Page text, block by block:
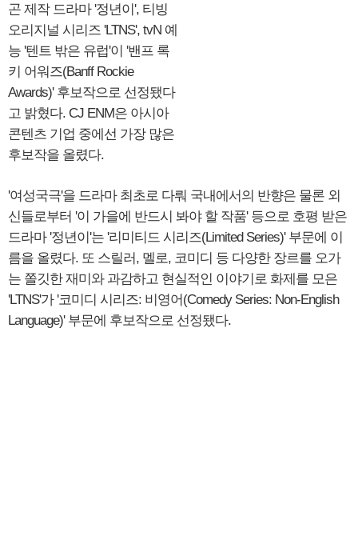
곤 제작 드라마 '정년이', 티빙
오리지널 시리즈 'LTNS', tvN 예
능 '텐트 밖은 유럽'이 '밴프 록
키 어워즈(Banff Rockie
Awards)' 후보작으로 선정됐다
고 밝혔다. CJ ENM은 아시아
콘텐츠 기업 중에선 가장 많은
후보작을 올렸다.
'여성국극'을 드라마 최초로 다뤄 국내에서의 반향은 물론 외
신들로부터 '이 가을에 반드시 봐야 할 작품' 등으로 호평 받은
드라마 '정년이'는 '리미티드 시리즈(Limited Series)' 부문에 이
름을 올렸다. 또 스릴러, 멜로, 코미디 등 다양한 장르를 오가
는 쫄깃한 재미와 과감하고 현실적인 이야기로 화제를 모은
'LTNS'가 '코미디 시리즈: 비영어(Comedy Series: Non-English
Language)' 부문에 후보작으로 선정됐다.